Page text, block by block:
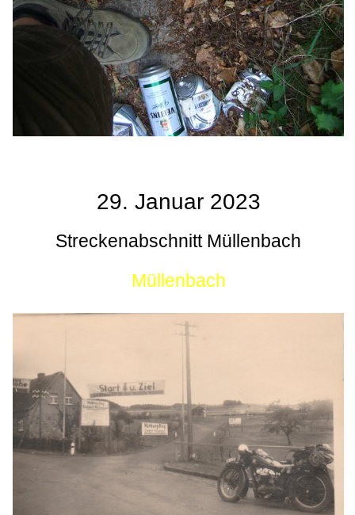
29. Januar 2023
Streckenabschnitt Müllenbach
Müllenbach